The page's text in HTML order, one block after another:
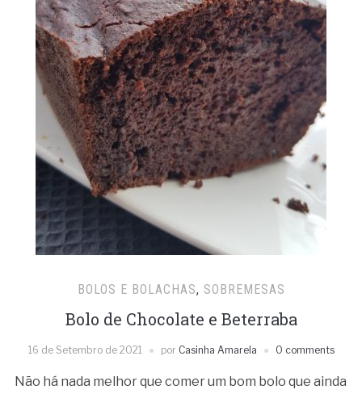
BOLOS E BOLACHAS, SOBREMESAS
Bolo de Chocolate e Beterraba
16 de Setembro de 2021 por Casinha Amarela 0 comments
Não há nada melhor que comer um bom bolo que ainda